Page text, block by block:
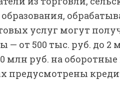
услуг могут
— от 500 тыс. руб. до 2
млн руб. на
предусмотрены